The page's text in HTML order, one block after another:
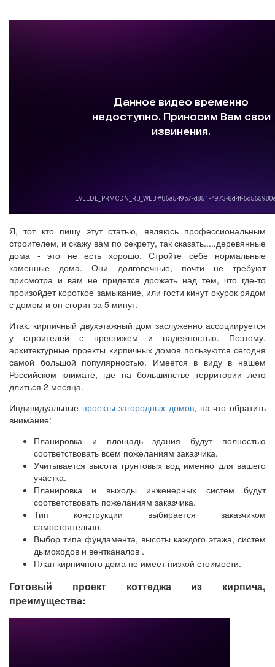
Я, тот кто пишу этут статью, являюсь профессиональным
строителем, и скажу вам по секрету, так сказать.....деревянные
дома - это не есть хорошо. Стройте себе нормальные
каменные дома. Они долговечные, почти не требуют
присмотра и вам не придется дрожать над тем, что где-то
произойдет короткое замыкание, или гости кинут окурок рядом
с домом и он сгорит за 5 минут.
Итак, кирпичный двухэтажный дом заслуженно ассоциируется
у строителей с престижем и надежностью. Поэтому,
архитектурные проекты кирпичных домов пользуются сегодня
самой большой популярностью. Имеется в виду в нашем
Российском климате, где на большинстве территории лето
длиться 2 месяца.
Индивидуальные проекты загородных домов, на что обратить
внимание:
Планировка и площадь здания будут полностью
соответствовать всем пожеланиям заказчика.
Учитывается высота грунтовых вод именно для вашего
участка.
Планировка и выходы инженерных систем будут
соответствовать пожеланиям заказчика.
Тип конструкции выбирается заказчиком
самостоятельно.
Выбор типа фундамента, высоты каждого этажа, систем
дымоходов и вентканалов .
План кирпичного дома не имеет низкой стоимости.
Готовый проект коттеджа из кирпича,
преимущества: